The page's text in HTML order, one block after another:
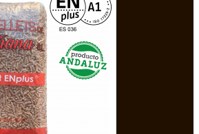
cochera o trastero